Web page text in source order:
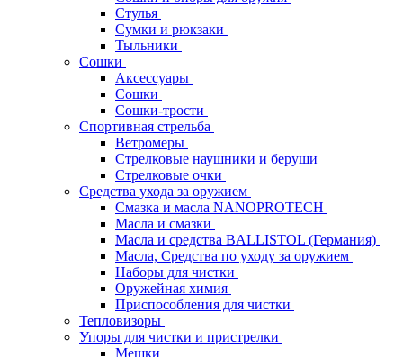
Стулья
Сумки и рюкзаки
Тыльники
Сошки
Аксессуары
Сошки
Сошки-трости
Спортивная стрельба
Ветромеры
Стрелковые наушники и беруши
Стрелковые очки
Средства ухода за оружием
Смазка и масла NANOPROTECH
Масла и смазки
Масла и средства BALLISTOL (Германия)
Масла, Средства по уходу за оружием
Наборы для чистки
Оружейная химия
Приспособления для чистки
Тепловизоры
Упоры для чистки и пристрелки
Мешки